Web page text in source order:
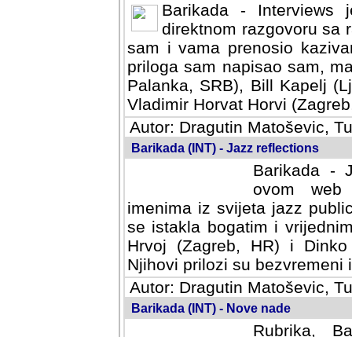
Barikada -
direktnom razgovoru sa
sam i vama prenosio
priloga sam napisao sam,
Palanka, SRB), Bill Kapelj
Vladimir Horvat Horvi
Autor: Dragutin Matoševic,
Barikada (INT) - Jazz reflections
Barikada -
ovom web
imenima iz svijeta jazz
se istakla bogatim i
Hrvoj (Zagreb, HR) i
Njihovi prilozi su bezvremeni
Autor: Dragutin Matoševic,
Barikada (INT) - Nove nade
Rubrika,